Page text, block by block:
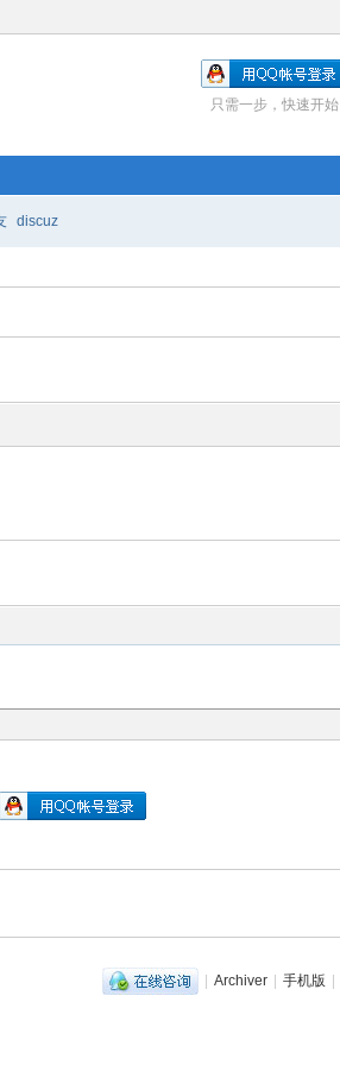
只需一步，快速开始
discuz
| Archiver | 手机版 |